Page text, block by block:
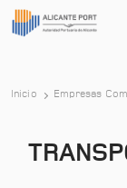
Inicio Empresas